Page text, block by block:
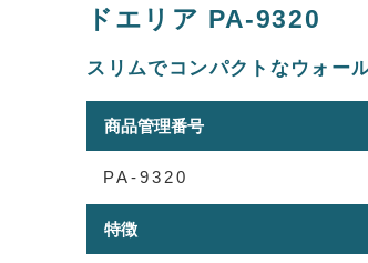
ドエリア PA-9320
スリムでコンパクトなウォー
商品管理番号
PA-9320
特徴